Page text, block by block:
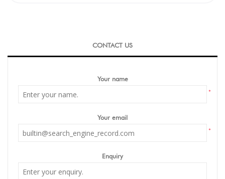
CONTACT US
Your name
*
Your email
*
Enquiry